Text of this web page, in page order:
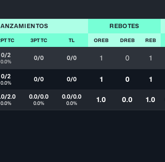
REBOTES
TC 3PT TC TL OREB DREB REB
0/2
0.0% 0/0 0/0 1 0 1
0/2
0.0% 0/0 0/0 1 0 1
2.0
0.0%
0.0/0.0
0.0%
0.0/0.0
0.0% 1.0 0.0 1.0